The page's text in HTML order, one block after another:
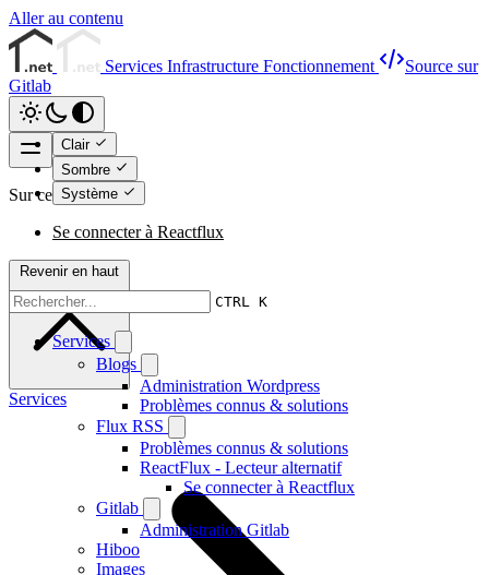
Aller au contenu
Services Infrastructure Fonctionnement
Source sur
Gitlab
Clair
Sombre
Système
CTRL K
Services
Blogs
Administration Wordpress
Problèmes connus & solutions
Flux RSS
Problèmes connus & solutions
ReactFlux - Lecteur alternatif
Se connecter à Reactflux
Gitlab
Administration Gitlab
Hiboo
Images
Sur cette page
Se connecter à Reactflux
Revenir en haut
Services